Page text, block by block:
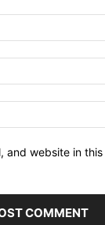
and website in